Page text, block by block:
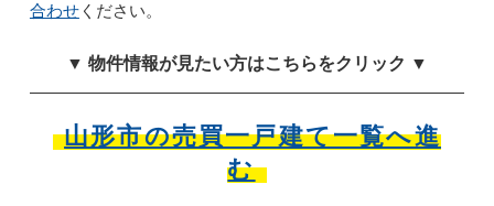
合わせください。
▼ 物件情報が見たい方はこちらをクリック ▼
山形市の売買一戸建て一覧へ進
む